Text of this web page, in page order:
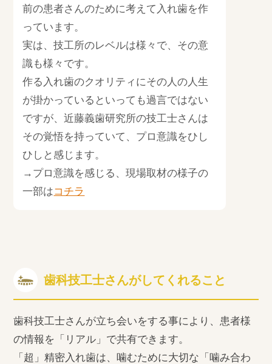
前の患者さんのために考えて入れ歯を作
っています。
実は、技工所のレベルは様々で、その意
識も様々です。
作る入れ歯のクオリティにその人の人生
が掛かっているといっても過言ではない
ですが、近藤義歯研究所の技工士さんは
その覚悟を持っていて、プロ意識をひし
ひしと感じます。
→プロ意識を感じる、現場取材の様子の
一部はコチラ
歯科技工士さんがしてくれること
歯科技工士さんが立ち会いをする事により、患者様
の情報を「リアル」で共有できます。
「超」精密入れ歯は、噛むために大切な「噛み合わ